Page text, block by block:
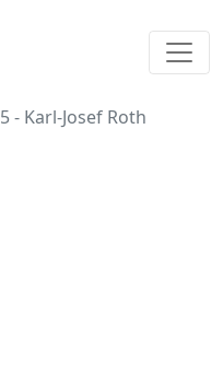
- Karl-Josef Roth